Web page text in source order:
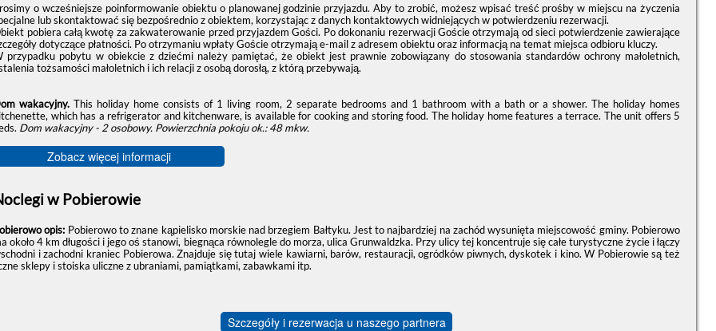
o wcześniejsze poinformowanie obiektu o planowanej godzinie przyjazdu. Aby to zrobić, możesz wpisać treść prośby w miejscu na życzenia
lub skontaktować się bezpośrednio z obiektem, korzystając z danych kontaktowych widniejących w potwierdzeniu rezerwacji.
pobiera całą kwotę za zakwaterowanie przed przyjazdem Gości. Po dokonaniu rezerwacji Goście otrzymają od sieci potwierdzenie zawierające
dotyczące płatności. Po otrzymaniu wpłaty Goście otrzymają e-mail z adresem obiektu oraz informacją na temat miejsca odbioru kluczy.
przypadku pobytu w obiekcie z dziećmi należy pamiętać, że obiekt jest prawnie zobowiązany do stosowania standardów ochrony małoletnich,
tożsamości małoletnich i ich relacji z osobą dorosłą, z którą przebywają.
wakacyjny. This holiday home consists of 1 living room, 2 separate bedrooms and 1 bathroom with a bath or a shower. The holiday homes
which has a refrigerator and kitchenware, is available for cooking and storing food. The holiday home features a terrace. The unit offers 5
Dom wakacyjny - 2 osobowy. Powierzchnia pokoju ok.: 48 mkw.
Zobacz więcej informacji
w Pobierowie
opis: Pobierowo to znane kąpielisko morskie nad brzegiem Bałtyku. Jest to najbardziej na zachód wysunięta miejscowość gminy. Pobierowo
około 4 km długości i jego oś stanowi, biegnąca równolegle do morza, ulica Grunwaldzka. Przy ulicy tej koncentruje się całe turystyczne życie i łączy
i zachodni kraniec Pobierowa. Znajduje się tutaj wiele kawiarni, barów, restauracji, ogródków piwnych, dyskotek i kino. W Pobierowie są też
sklepy i stoiska uliczne z ubraniami, pamiątkami, zabawkami itp.
Szczegóły i rezerwacja u naszego partnera